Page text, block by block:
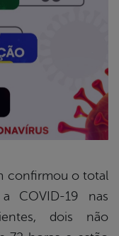
confirmou o total
COVID-19 nas
dois não